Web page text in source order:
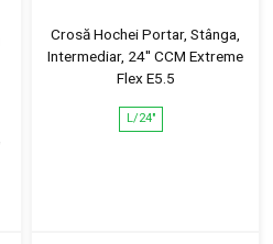
Crosă Hochei Portar, Stânga,
Intermediar, 24'' CCM Extreme
Flex E5.5
L/24"